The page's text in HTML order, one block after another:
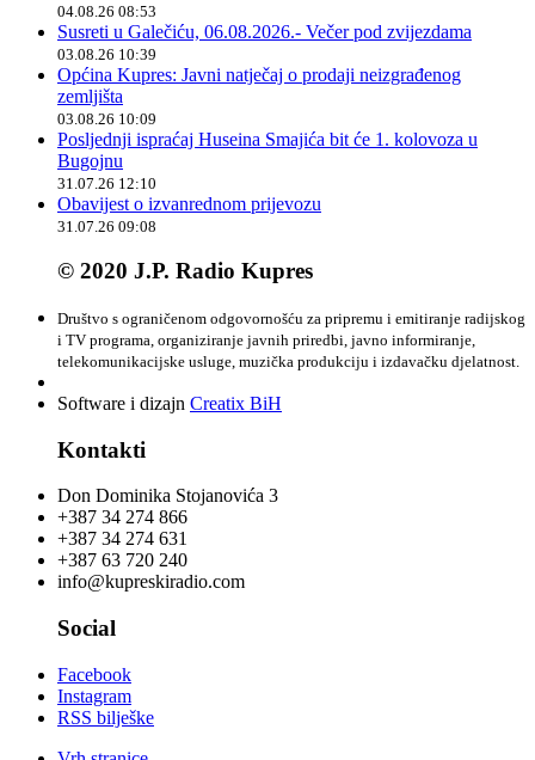
04.08.26 08:53
Susreti u Galečiću, 06.08.2026.- Večer pod zvijezdama
03.08.26 10:39
Općina Kupres: Javni natječaj o prodaji neizgrađenog
zemljišta
03.08.26 10:09
Posljednji ispraćaj Huseina Smajića bit će 1. kolovoza u
Bugojnu
31.07.26 12:10
Obavijest o izvanrednom prijevozu
31.07.26 09:08
© 2020 J.P. Radio Kupres
Društvo s ograničenom odgovornošću za pripremu i emitiranje radijskog
i TV programa, organiziranje javnih priredbi, javno informiranje,
telekomunikacijske usluge, muzička produkciju i izdavačku djelatnost.
Software i dizajn Creatix BiH
Kontakti
Don Dominika Stojanovića 3
+387 34 274 866
+387 34 274 631
+387 63 720 240
info@kupreskiradio.com
Social
Facebook
Instagram
RSS bilješke